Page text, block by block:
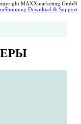
MAXXmarketing GmbH
Download & Support